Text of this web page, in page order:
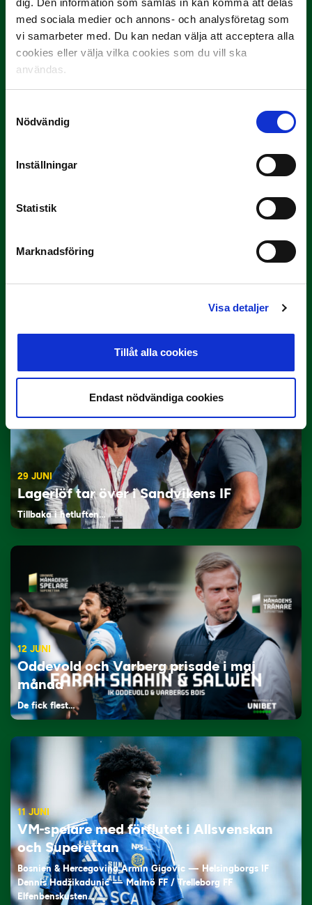
dig. Den information som samlas in kan komma att delas
med sociala medier och annons- och analysföretag som
vi samarbeter med. Du kan nedan välja att acceptera alla
cookies eller välja vilka cookies som du vill ska
användas.
Nödvändig
Inställningar
Statistik
Marknadsföring
Visa detaljer
Tillåt alla cookies
Endast nödvändiga cookies
3 JULI
Rösta på Månadens Tränare i juni
29 JUNI
Lagerlöf tar över i Sandvikens IF
Tillbaka i hetluften…
12 JUNI
Oddevold och Varberg prisade i maj
månad
De fick flest…
11 JUNI
VM-spelare med förflutet i Allsvenskan
och Superettan
Bosnien & Hercegovina Armin Gigovic — Helsingborgs IF
Dennis Hadžikadunić — Malmö FF / Trelleborg FF
Elfenbenskusten…